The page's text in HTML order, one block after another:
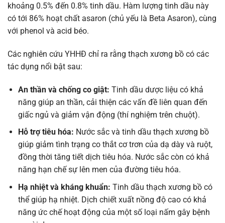
khoảng 0.5% đến 0.8% tinh dầu. Hàm lượng tinh dầu này
có tới 86% hoạt chất asaron (chủ yếu là Beta Asaron), cùng
với phenol và acid béo.
Các nghiên cứu YHHĐ chỉ ra rằng thạch xương bồ có các
tác dụng nổi bật sau:
An thần và chống co giật: Tinh dầu dược liệu có khả
năng giúp an thần, cải thiện các vấn đề liên quan đến
giấc ngủ và giảm vận động (thí nghiệm trên chuột).
Hỗ trợ tiêu hóa: Nước sắc và tinh dầu thạch xương bồ
giúp giảm tình trạng co thắt cơ trơn của dạ dày và ruột,
đồng thời tăng tiết dịch tiêu hóa. Nước sắc còn có khả
năng hạn chế sự lên men của đường tiêu hóa.
Hạ nhiệt và kháng khuẩn: Tinh dầu thạch xương bồ có
thể giúp hạ nhiệt. Dịch chiết xuất nồng độ cao có khả
năng ức chế hoạt động của một số loại nấm gây bệnh